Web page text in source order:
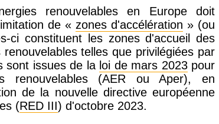
renouvelables en Europe doit
de « zones d'accélération » (ou
ci constituent les zones d'accueil des
telles que privilégiées par
sont issues de la loi de mars 2023 pour
renouvelables (AER ou Aper), en
de la nouvelle directive européenne
(RED III) d'octobre 2023.